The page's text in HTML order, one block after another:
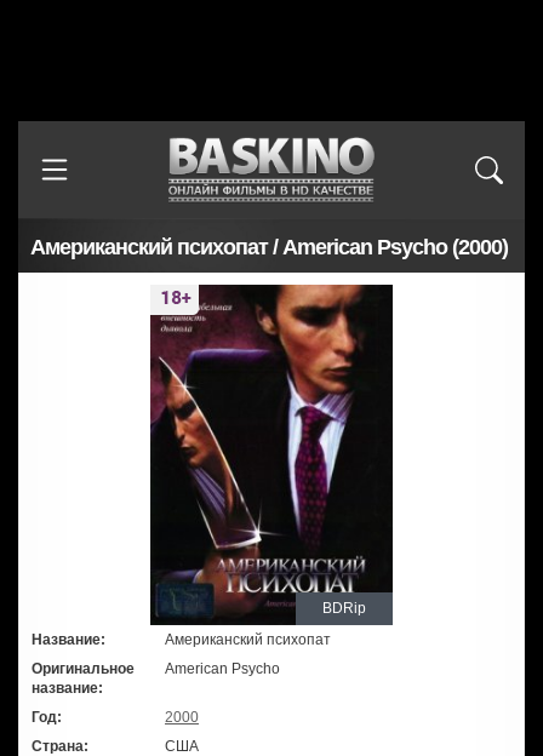
Американский психопат / American Psycho (2000)
BDRip
Название:
Американский психопат
Оригинальное
название:
American Psycho
Год:
2000
Страна:
США